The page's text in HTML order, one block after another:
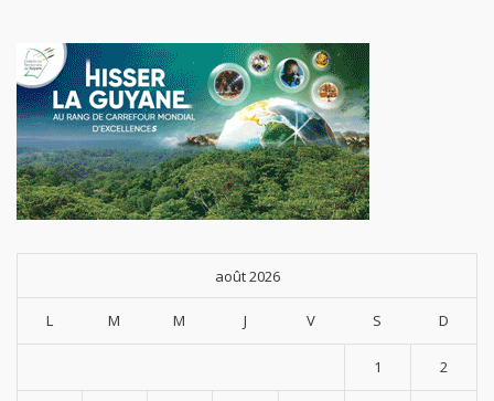
août 2026
L M M J V S D
1 2